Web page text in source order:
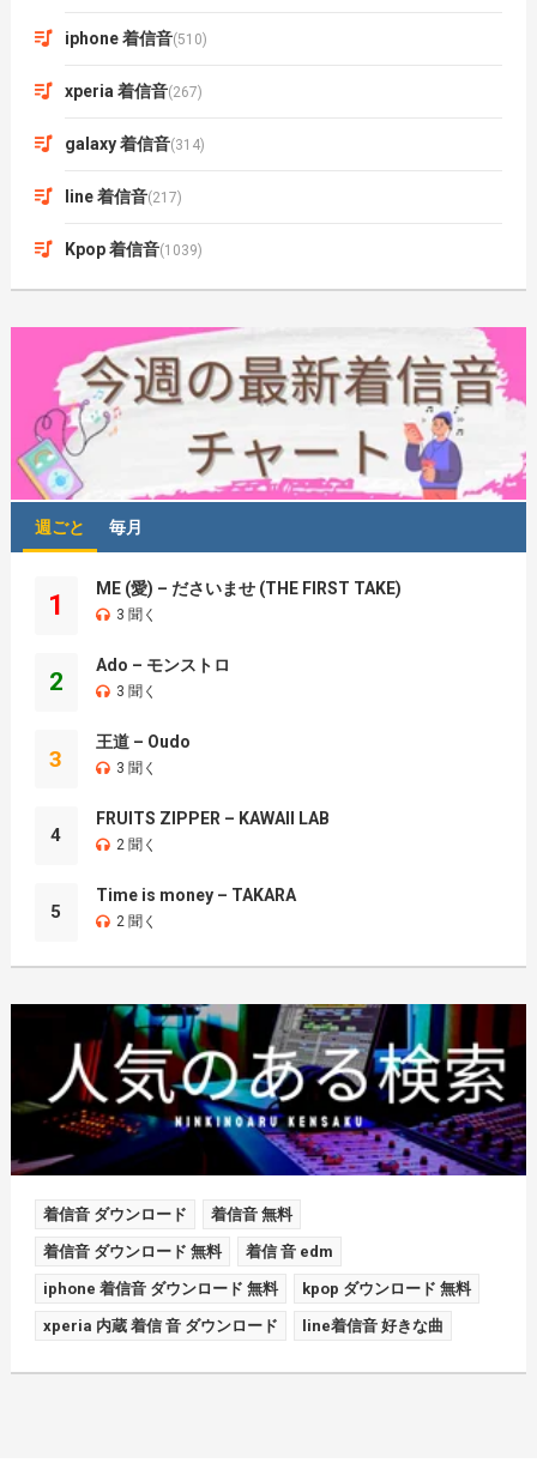
iphone 着信音(510)
xperia 着信音(267)
galaxy 着信音(314)
line 着信音(217)
Kpop 着信音(1039)
週ごと 毎月
1
ME (愛) – ださいませ (THE FIRST TAKE)
3 聞く
2
Ado – モンストロ
3 聞く
3
王道 – Oudo
3 聞く
4
FRUITS ZIPPER – KAWAII LAB
2 聞く
5
Time is money – TAKARA
2 聞く
着信音 ダウンロード 着信音 無料
着信音 ダウンロード 無料 着信 音 edm
iphone 着信音 ダウンロード 無料 kpop ダウンロード 無料
xperia 内蔵 着信 音 ダウンロード line着信音 好きな曲